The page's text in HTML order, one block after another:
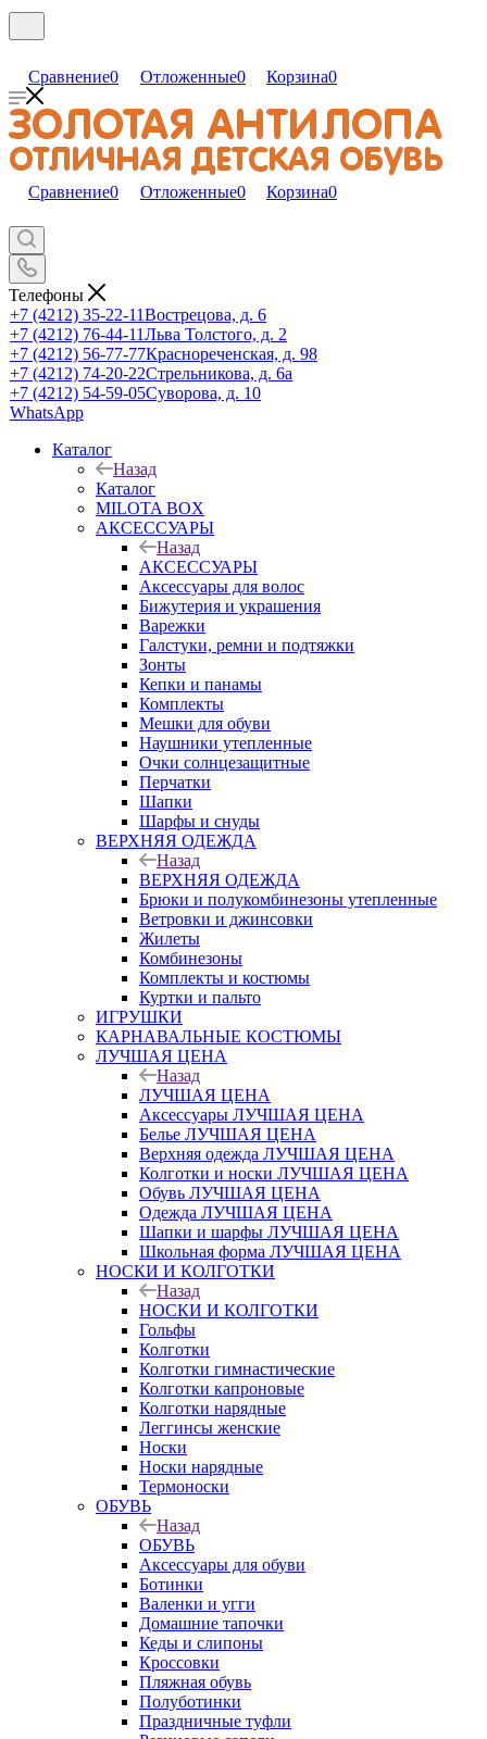
Сравнение0 Отложенные0 Корзина0
Сравнение0 Отложенные0 Корзина0
Телефоны
+7 (4212) 35-22-11Вострецова, д. 6
+7 (4212) 76-44-11Льва Толстого, д. 2
+7 (4212) 56-77-77Краснореченская, д. 98
+7 (4212) 74-20-22Стрельникова, д. 6а
+7 (4212) 54-59-05Суворова, д. 10
WhatsApp
Каталог
Назад
Каталог
MILOTA BOX
АКСЕССУАРЫ
Назад
АКСЕССУАРЫ
Аксессуары для волос
Бижутерия и украшения
Варежки
Галстуки, ремни и подтяжки
Зонты
Кепки и панамы
Комплекты
Мешки для обуви
Наушники утепленные
Очки солнцезащитные
Перчатки
Шапки
Шарфы и снуды
ВЕРХНЯЯ ОДЕЖДА
Назад
ВЕРХНЯЯ ОДЕЖДА
Брюки и полукомбинезоны утепленные
Ветровки и джинсовки
Жилеты
Комбинезоны
Комплекты и костюмы
Куртки и пальто
ИГРУШКИ
КАРНАВАЛЬНЫЕ КОСТЮМЫ
ЛУЧШАЯ ЦЕНА
Назад
ЛУЧШАЯ ЦЕНА
Аксессуары ЛУЧШАЯ ЦЕНА
Белье ЛУЧШАЯ ЦЕНА
Верхняя одежда ЛУЧШАЯ ЦЕНА
Колготки и носки ЛУЧШАЯ ЦЕНА
Обувь ЛУЧШАЯ ЦЕНА
Одежда ЛУЧШАЯ ЦЕНА
Шапки и шарфы ЛУЧШАЯ ЦЕНА
Школьная форма ЛУЧШАЯ ЦЕНА
НОСКИ И КОЛГОТКИ
Назад
НОСКИ И КОЛГОТКИ
Гольфы
Колготки
Колготки гимнастические
Колготки капроновые
Колготки нарядные
Леггинсы женские
Носки
Носки нарядные
Термоноски
ОБУВЬ
Назад
ОБУВЬ
Аксессуары для обуви
Ботинки
Валенки и угги
Домашние тапочки
Кеды и слипоны
Кроссовки
Пляжная обувь
Полуботинки
Праздничные туфли